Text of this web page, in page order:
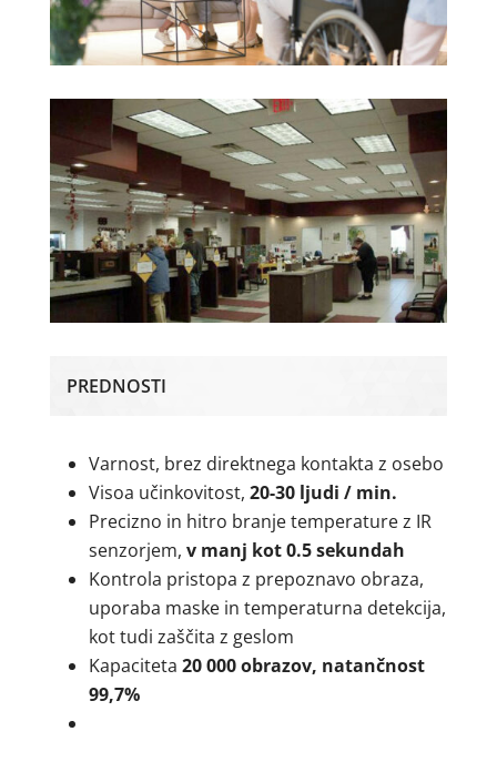
PREDNOSTI
Varnost, brez direktnega kontakta z osebo
Visoa učinkovitost, 20-30 ljudi / min.
Precizno in hitro branje temperature z IR
senzorjem, v manj kot 0.5 sekundah
Kontrola pristopa z prepoznavo obraza,
uporaba maske in temperaturna detekcija,
kot tudi zaščita z geslom
Kapaciteta 20 000 obrazov, natančnost
99,7%